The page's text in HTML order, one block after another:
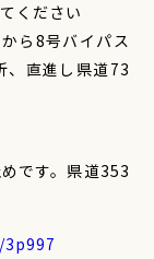
ください
ら8号バイパス
、直進し県道73
です。県道353